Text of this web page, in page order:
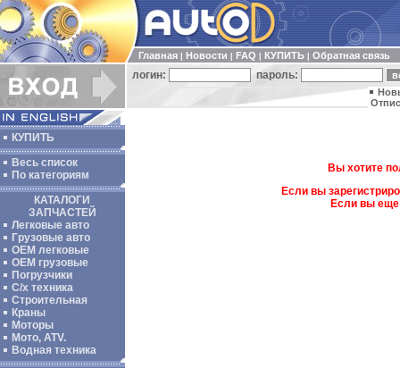
Главная Новости FAQ КУПИТЬ Обратная связь
логин: пароль:
КУПИТЬ
Весь список
По категориям
КАТАЛОГИ
ЗАПЧАСТЕЙ
Легковые авто
Грузовые авто
ОЕМ легковые
OEM грузовые
Погрузчики
С/х техника
Строительная
Краны
Моторы
Мото, ATV.
Водная техника
Вы хотите
Если вы
Если вы еще